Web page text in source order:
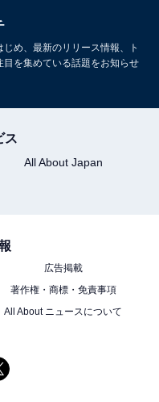
め、最新のリリース情報、ト
を集めている話題をお知らせ
ス
All About Japan
広告掲載
著作権・商標・免責事項
All About ニュースについて